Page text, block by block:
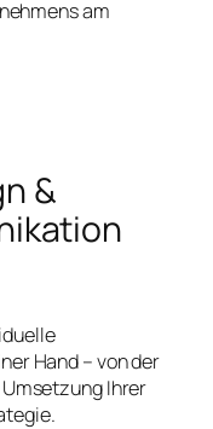
am
&
Hand – von der
Ihrer